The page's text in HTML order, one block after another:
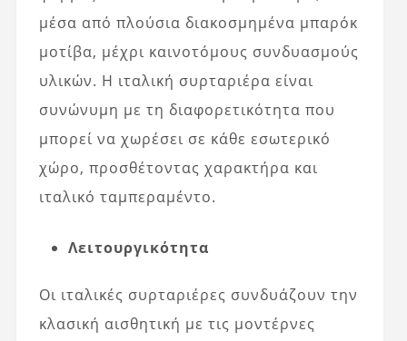
μέσα από πλούσια διακοσμημένα μπαρόκ
μοτίβα, μέχρι καινοτόμους συνδυασμούς
υλικών. Η ιταλική συρταριέρα είναι
συνώνυμη με τη διαφορετικότητα που
μπορεί να χωρέσει σε κάθε εσωτερικό
χώρο, προσθέτοντας χαρακτήρα και
ιταλικό ταμπεραμέντο.
Λειτουργικότητα
Οι ιταλικές συρταριέρες συνδυάζουν την
κλασική αισθητική με τις μοντέρνες